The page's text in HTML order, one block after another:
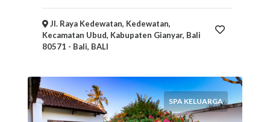
Jl. Raya Kedewatan, Kedewatan,
Kecamatan Ubud, Kabupaten Gianyar, Bali
80571 - Bali, BALI
SPA KELUARGA